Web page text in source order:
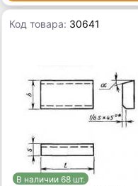
Код товара: 30641
В наличии 68 шт.